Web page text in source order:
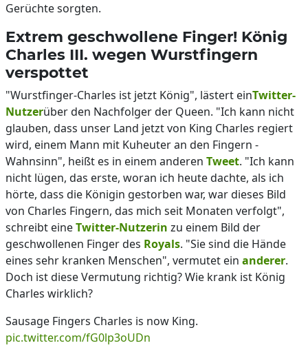
Gerüchte sorgten.
Extrem geschwollene Finger! König
Charles III. wegen Wurstfingern
verspottet
"Wurstfinger-Charles ist jetzt König", lästert einTwitter-
Nutzerüber den Nachfolger der Queen. "Ich kann nicht
glauben, dass unser Land jetzt von King Charles regiert
wird, einem Mann mit Kuheuter an den Fingern -
Wahnsinn", heißt es in einem anderen Tweet. "Ich kann
nicht lügen, das erste, woran ich heute dachte, als ich
hörte, dass die Königin gestorben war, war dieses Bild
von Charles Fingern, das mich seit Monaten verfolgt",
schreibt eineTwitter-Nutzerin zu einem Bild der
geschwollenen Finger des Royals. "Sie sind die Hände
eines sehr kranken Menschen", vermutet ein anderer.
Doch ist diese Vermutung richtig? Wie krank ist König
Charles wirklich?
Sausage Fingers Charles is now King.
pic.twitter.com/fG0lp3oUDn